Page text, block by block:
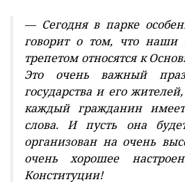
— Сегодня в парке
говорит о том, что наши
трепетом относятся к
Это очень важный
государства и его
каждый гражданин
слова. И пусть она
организован на очень
очень хорошее
Конституции!